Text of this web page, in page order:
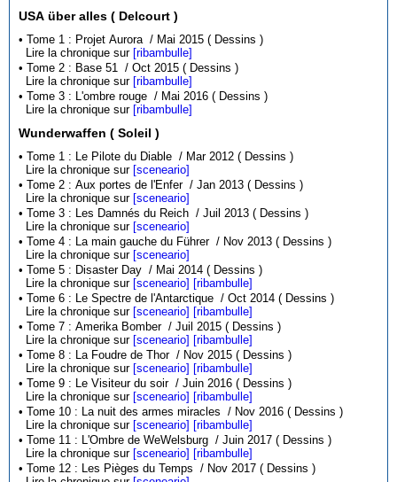
USA über alles ( Delcourt )
• Tome 1 : Projet Aurora / Mai 2015 ( Dessins )
Lire la chronique sur [ribambulle]
• Tome 2 : Base 51 / Oct 2015 ( Dessins )
Lire la chronique sur [ribambulle]
• Tome 3 : L'ombre rouge / Mai 2016 ( Dessins )
Lire la chronique sur [ribambulle]
Wunderwaffen ( Soleil )
• Tome 1 : Le Pilote du Diable / Mar 2012 ( Dessins )
Lire la chronique sur [sceneario]
• Tome 2 : Aux portes de l'Enfer / Jan 2013 ( Dessins )
Lire la chronique sur [sceneario]
• Tome 3 : Les Damnés du Reich / Juil 2013 ( Dessins )
Lire la chronique sur [sceneario]
• Tome 4 : La main gauche du Führer / Nov 2013 ( Dessins )
Lire la chronique sur [sceneario]
• Tome 5 : Disaster Day / Mai 2014 ( Dessins )
Lire la chronique sur [sceneario] [ribambulle]
• Tome 6 : Le Spectre de l'Antarctique / Oct 2014 ( Dessins )
Lire la chronique sur [sceneario] [ribambulle]
• Tome 7 : Amerika Bomber / Juil 2015 ( Dessins )
Lire la chronique sur [sceneario] [ribambulle]
• Tome 8 : La Foudre de Thor / Nov 2015 ( Dessins )
Lire la chronique sur [sceneario] [ribambulle]
• Tome 9 : Le Visiteur du soir / Juin 2016 ( Dessins )
Lire la chronique sur [sceneario] [ribambulle]
• Tome 10 : La nuit des armes miracles / Nov 2016 ( Dessins )
Lire la chronique sur [sceneario] [ribambulle]
• Tome 11 : L'Ombre de WeWelsburg / Juin 2017 ( Dessins )
Lire la chronique sur [sceneario] [ribambulle]
• Tome 12 : Les Pièges du Temps / Nov 2017 ( Dessins )